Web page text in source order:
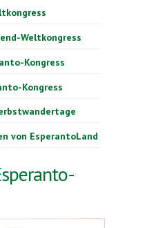
Weltkongress
Kongress
Kongress
von EsperantoLand